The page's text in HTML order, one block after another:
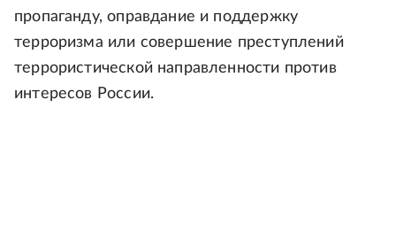
пропаганду, оправдание и поддержку
терроризма или совершение преступлений
террористической направленности против
интересов России.